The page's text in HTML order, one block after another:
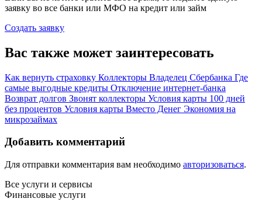
заявку во все банки или МФО на кредит или займ
Создать заявку
Вас также может заинтересовать
Как вернуть страховку Коллекторы Владелец Сбербанка Где
самые выгодные кредиты Отключение интернет-банка
Возврат долгов Звонят коллекторы Условия карты 100 дней
без процентов Условия карты Вместо Денег Экономия на
микрозаймах
Добавить комментарий
Для отправки комментария вам необходимо авторизоваться.
Все услуги и сервисы
Финансовые услуги